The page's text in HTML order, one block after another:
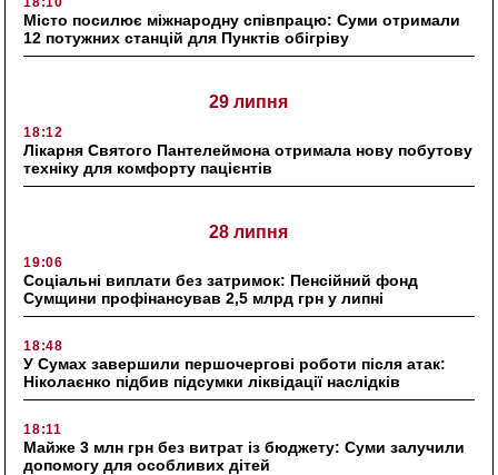
Місто посилює міжнародну співпрацю: Суми отримали
12 потужних станцій для Пунктів обігріву
29 липня
18:12
Лікарня Святого Пантелеймона отримала нову побутову
техніку для комфорту пацієнтів
28 липня
19:06
Соціальні виплати без затримок: Пенсійний фонд
Сумщини профінансував 2,5 млрд грн у липні
18:48
У Сумах завершили першочергові роботи після атак:
Ніколаєнко підбив підсумки ліквідації наслідків
18:11
Майже 3 млн грн без витрат із бюджету: Суми залучили
допомогу для особливих дітей